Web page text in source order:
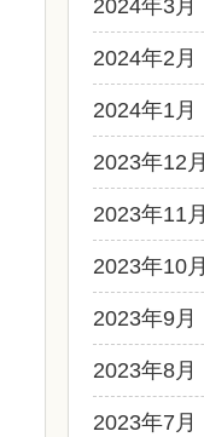
2024年3月
2024年2月
2024年1月
2023年12月
2023年11月
2023年10月
2023年9月
2023年8月
2023年7月